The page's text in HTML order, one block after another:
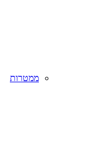
ממטרות